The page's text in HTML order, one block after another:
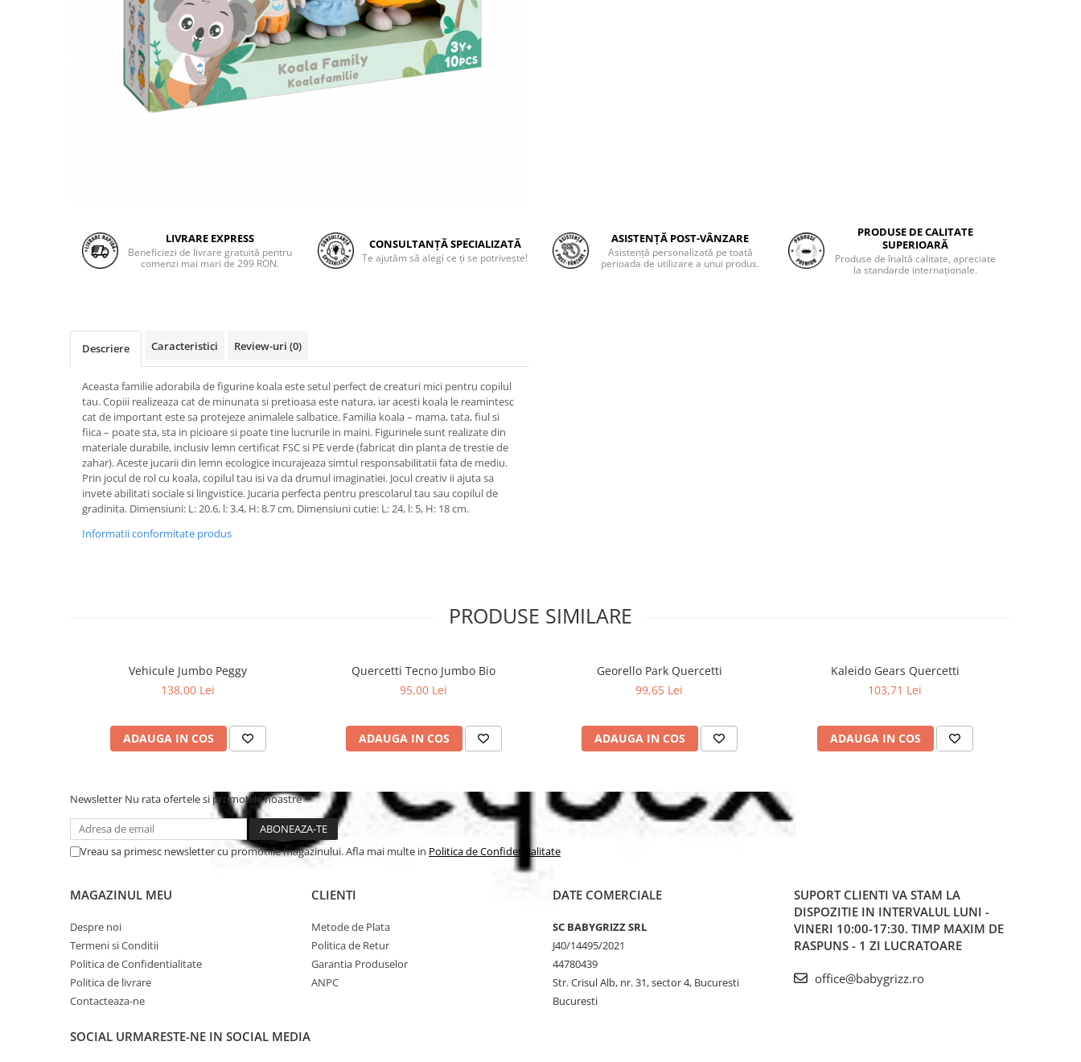
LIVRARE EXPRESS
Beneficiezi de livrare gratuită pentru
comenzi mai mari de 299 RON.
CONSULTANȚĂ SPECIALIZATĂ
Te ajutăm să alegi ce ți se potrivește!
ASISTENȚĂ POST-VÂNZARE
Asistență personalizată pe toată
perioada de utilizare a unui produs.
PRODUSE DE CALITATE
SUPERIOARĂ
Produse de înaltă calitate, apreciate
la standarde internaționale.
Descriere Caracteristici Review-uri (0)
Aceasta familie adorabila de figurine koala este setul perfect de creaturi mici pentru copilul
tau. Copiii realizeaza cat de minunata si pretioasa este natura, iar acesti koala le reamintesc
cat de important este sa protejeze animalele salbatice. Familia koala – mama, tata, fiul si
fiica – poate sta, sta in picioare si poate tine lucrurile in maini. Figurinele sunt realizate din
materiale durabile, inclusiv lemn certificat FSC si PE verde (fabricat din planta de trestie de
zahar). Aceste jucarii din lemn ecologice incurajeaza simtul responsabilitatii fata de mediu.
Prin jocul de rol cu ​​koala, copilul tau isi va da drumul imaginatiei. Jocul creativ ii ajuta sa
invete abilitati sociale si lingvistice. Jucaria perfecta pentru prescolarul tau sau copilul de
gradinita. Dimensiuni: L: 20.6, l: 3.4, H: 8.7 cm, Dimensiuni cutie: L: 24, l: 5, H: 18 cm.
Informatii conformitate produs
PRODUSE SIMILARE
Vehicule Jumbo Peggy
138,00 Lei
ADAUGA IN COS
Quercetti Tecno Jumbo Bio
95,00 Lei
ADAUGA IN COS
Georello Park Quercetti
99,65 Lei
ADAUGA IN COS
Kaleido Gears Quercetti
103,71 Lei
ADAUGA IN COS
Newsletter Nu rata ofertele si promotiile noastre
Vreau sa primesc newsletter cu promotiile magazinului. Afla mai multe in Politica de Confidentialitate
MAGAZINUL MEU
Despre noi
Termeni si Conditii
Politica de Confidentialitate
Politica de livrare
Contacteaza-ne
CLIENTI
Metode de Plata
Politica de Retur
Garantia Produselor
ANPC
DATE COMERCIALE
SC BABYGRIZZ SRL
J40/14495/2021
44780439
Str. Crisul Alb, nr. 31, sector 4, Bucuresti
Bucuresti
SUPORT CLIENTI VA STAM LA
DISPOZITIE IN INTERVALUL LUNI -
VINERI 10:00-17:30. TIMP MAXIM DE
RASPUNS - 1 ZI LUCRATOARE
office@babygrizz.ro
SOCIAL URMARESTE-NE IN SOCIAL MEDIA